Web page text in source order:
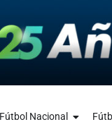
Fútbol Nacional